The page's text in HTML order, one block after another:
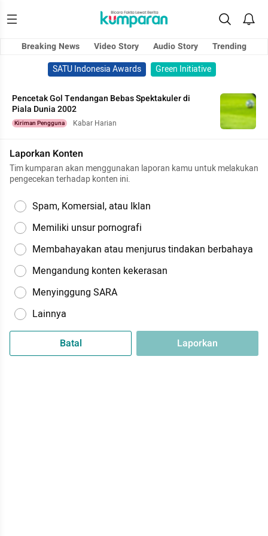
Breaking News Video Story Audio Story
Trending
SATU Indonesia Awards
Green Initiative
Pencetak Gol Tendangan Bebas Spektakuler di
Piala Dunia 2002
Kiriman Pengguna Kabar Harian
Laporkan Konten
Tim kumparan akan menggunakan laporan kamu untuk melakukan
pengecekan terhadap konten ini.
Spam, Komersial, atau Iklan
Memiliki unsur pornografi
Membahayakan atau menjurus tindakan berbahaya
Mengandung konten kekerasan
Menyinggung SARA
Lainnya
Batal Laporkan